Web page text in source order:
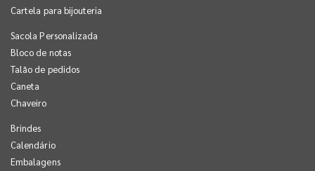
Cartela para bijouteria
Sacola Personalizada
Bloco de notas
Talão de pedidos
Caneta
Chaveiro
Brindes
Calendário
Embalagens